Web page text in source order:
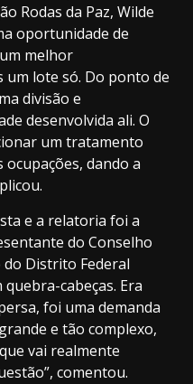
Rodas da Paz, Wilde
oportunidade de
melhor
um lote só. Do ponto de
divisão e
desenvolvida ali. O
um tratamento
dando a
e a relatoria foi a
do Conselho
Distrito Federal
quebra-cabeças. Era
foi uma demanda
e tão complexo,
vai realmente
comentou.